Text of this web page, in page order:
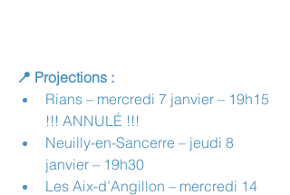
📍 Projections :
Rians – mercredi 7 janvier – 19h15
!!! ANNULÉ !!!
Neuilly-en-Sancerre – jeudi 8
janvier – 19h30
Les Aix-d’Angillon – mercredi 14